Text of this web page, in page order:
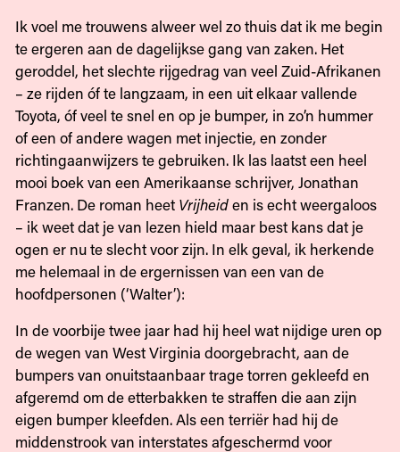
Ik voel me trouwens alweer wel zo thuis dat ik me begin
te ergeren aan de dagelijkse gang van zaken. Het
geroddel, het slechte rijgedrag van veel Zuid-Afrikanen
– ze rijden óf te langzaam, in een uit elkaar vallende
Toyota, óf veel te snel en op je bumper, in zo’n hummer
of een of andere wagen met injectie, en zonder
richtingaanwijzers te gebruiken. Ik las laatst een heel
mooi boek van een Amerikaanse schrijver, Jonathan
Franzen. De roman heet Vrijheiden is echt weergaloos
– ik weet dat je van lezen hield maar best kans dat je
ogen er nu te slecht voor zijn. In elk geval, ik herkende
me helemaal in de ergernissen van een van de
hoofdpersonen (‘Walter’):
In de voorbije twee jaar had hij heel wat nijdige uren op
de wegen van West Virginia doorgebracht, aan de
bumpers van onuitstaanbaar trage torren gekleefd en
afgeremd om de etterbakken te straffen die aan zijn
eigen bumper kleefden. Als een terriër had hij de
middenstrook van interstates afgeschermd voor